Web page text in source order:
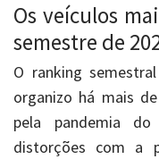
Os veículos
semestre de
O ranking
organizo há mais
pela pandemia do
distorções com a